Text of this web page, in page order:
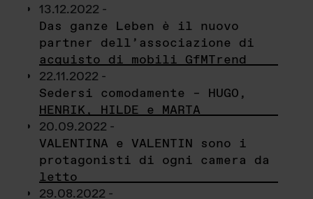
13.12.2022 -
Das ganze Leben è il nuovo
partner dell’associazione di
acquisto di mobili GfMTrend
22.11.2022 -
Sedersi comodamente – HUGO,
HENRIK, HILDE e MARTA
20.09.2022 -
VALENTINA e VALENTIN sono i
protagonisti di ogni camera da
letto
29.08.2022 -